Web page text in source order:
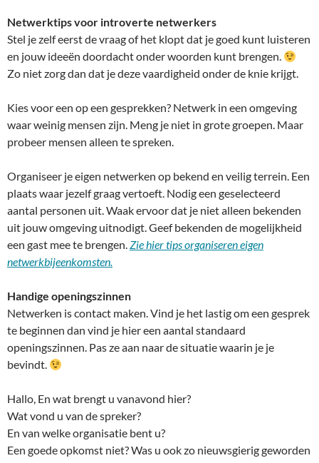
Netwerktips voor introverte netwerkers
Stel je zelf eerst de vraag of het klopt dat je goed kunt luisteren
en jouw ideeën doordacht onder woorden kunt brengen.
Zo niet zorg dan dat je deze vaardigheid onder de knie krijgt.
Kies voor een op een gesprekken? Netwerk in een omgeving
waar weinig mensen zijn. Meng je niet in grote groepen. Maar
probeer mensen alleen te spreken.
Organiseer je eigen netwerken op bekend en veilig terrein. Een
plaats waar jezelf graag vertoeft. Nodig een geselecteerd
aantal personen uit. Waak ervoor dat je niet alleen bekenden
uit jouw omgeving uitnodigt. Geef bekenden de mogelijkheid
een gast mee te brengen.Zie hier tips organiseren eigen
netwerkbijeenkomsten.
Handige openingszinnen
Netwerken is contact maken. Vind je het lastig om een gesprek
te beginnen dan vind je hier een aantal standaard
openingszinnen. Pas ze aan naar de situatie waarin je je
bevindt.
Hallo, En wat brengt u vanavond hier?
Wat vond u van de spreker?
En van welke organisatie bent u?
Een goede opkomst niet? Was u ook zo nieuwsgierig geworden